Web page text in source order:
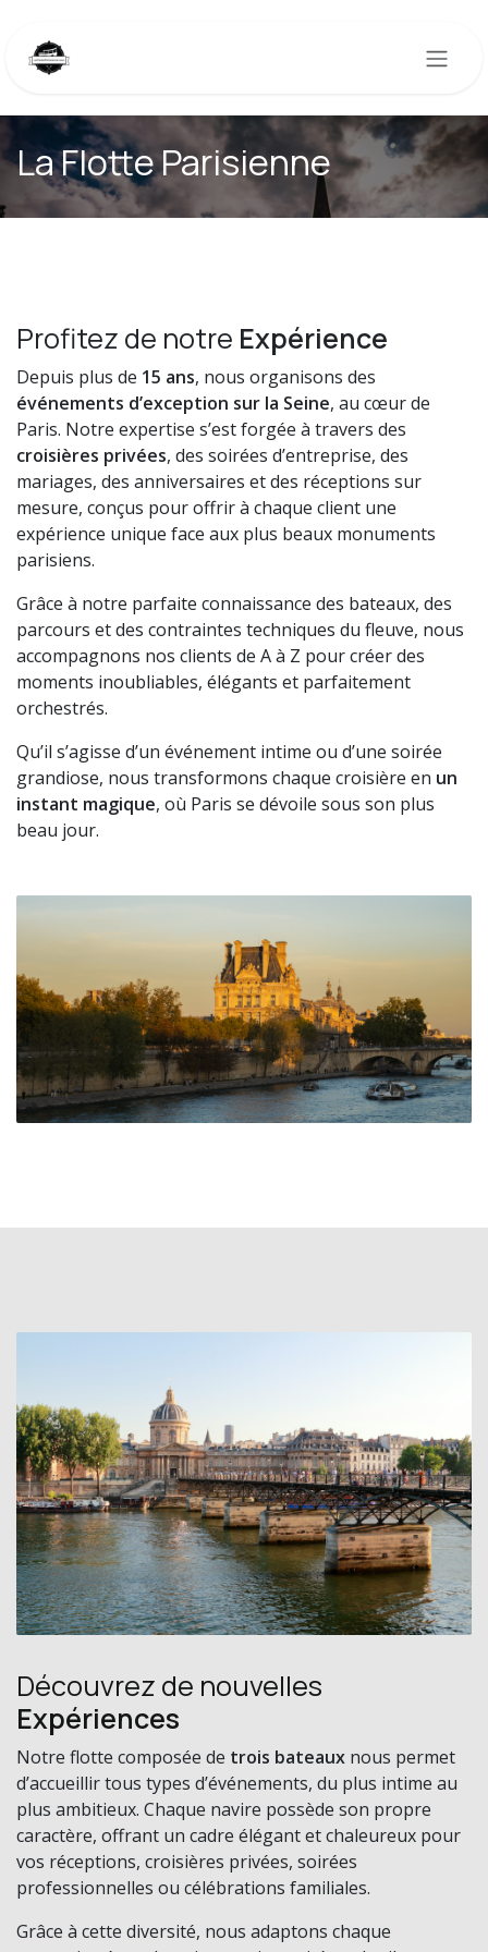
La Flotte Parisienne
Profitez de notre Expérience
Depuis plus de 15 ans, nous organisons des
événements d’exception sur la Seine, au cœur de
Paris. Notre expertise s’est forgée à travers des
croisières privées, des soirées d’entreprise, des
mariages, des anniversaires et des réceptions sur
mesure, conçus pour offrir à chaque client une
expérience unique face aux plus beaux monuments
parisiens.
Grâce à notre parfaite connaissance des bateaux, des
parcours et des contraintes techniques du fleuve, nous
accompagnons nos clients de A à Z pour créer des
moments inoubliables, élégants et parfaitement
orchestrés.
Qu’il s’agisse d’un événement intime ou d’une soirée
grandiose, nous transformons chaque croisière en un
instant magique, où Paris se dévoile sous son plus
beau jour.
Découvrez de nouvelles
Expériences
Notre flotte composée de trois bateaux nous permet
d’accueillir tous types d’événements, du plus intime au
plus ambitieux. Chaque navire possède son propre
caractère, offrant un cadre élégant et chaleureux pour
vos réceptions, croisières privées, soirées
professionnelles ou célébrations familiales.
Grâce à cette diversité, nous adaptons chaque